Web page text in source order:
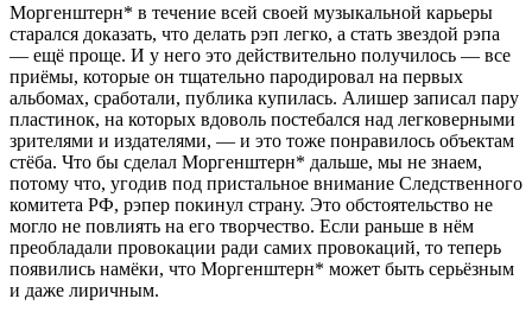
Моргенштерн* в течение всей своей музыкальной карьеры
старался доказать, что делать рэп легко, а стать звездой рэпа
— ещё проще. И у него это действительно получилось — все
приёмы, которые он тщательно пародировал на первых
альбомах, сработали, публика купилась. Алишер записал пару
пластинок, на которых вдоволь постебался над легковерными
зрителями и издателями, — и это тоже понравилось объектам
стёба. Что бы сделал Моргенштерн* дальше, мы не знаем,
потому что, угодив под пристальное внимание Следственного
комитета РФ, рэпер покинул страну. Это обстоятельство не
могло не повлиять на его творчество. Если раньше в нём
преобладали провокации ради самих провокаций, то теперь
появились намёки, что Моргенштерн* может быть серьёзным
и даже лиричным.